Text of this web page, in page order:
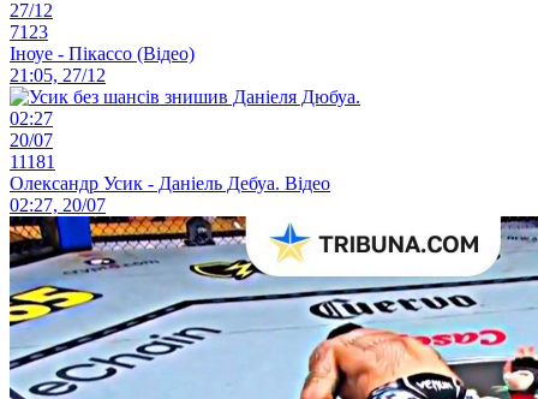
27/12
7123
Іноуе - Пікассо (Відео)
21:05, 27/12
02:27
20/07
11181
Олександр Усик - Даніель Дебуа. Відео
02:27, 20/07